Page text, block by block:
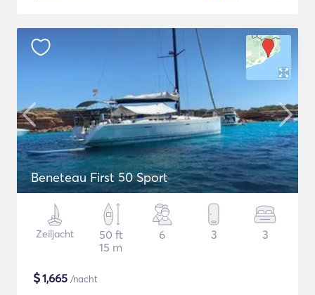
Beneteau First 50 Sport
Zeiljacht
50 ft
15 m
6 3 3
$1,665 /nacht